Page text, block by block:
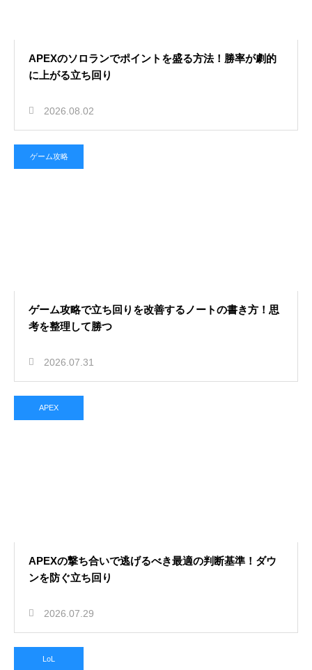
APEXのソロランでポイントを盛る方法！勝率が劇的
に上がる立ち回り
2026.08.02
ゲーム攻略
ゲーム攻略で立ち回りを改善するノートの書き方！思
考を整理して勝つ
2026.07.31
APEX
APEXの撃ち合いで逃げるべき最適の判断基準！ダウ
ンを防ぐ立ち回り
2026.07.29
LoL